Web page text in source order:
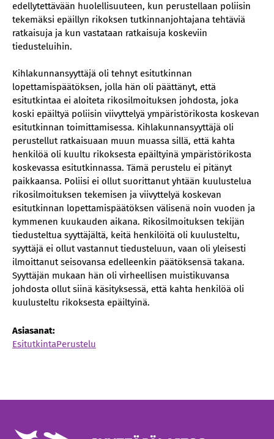
edellytettävään huolellisuuteen, kun perustellaan poliisin
tekemäksi epäillyn rikoksen tutkinnanjohtajana tehtäviä
ratkaisuja ja kun vastataan ratkaisuja koskeviin
tiedusteluihin.
Kihlakunnansyyttäjä oli tehnyt esitutkinnan
lopettamispäätöksen, jolla hän oli päättänyt, että
esitutkintaa ei aloiteta rikosilmoituksen johdosta, joka
koski epäiltyä poliisin viivyttelyä ympäristörikosta koskevan
esitutkinnan toimittamisessa. Kihlakunnansyyttäjä oli
perustellut ratkaisuaan muun muassa sillä, että kahta
henkilöä oli kuultu rikoksesta epäiltyinä ympäristörikosta
koskevassa esitutkinnassa. Tämä perustelu ei pitänyt
paikkaansa. Poliisi ei ollut suorittanut yhtään kuulustelua
rikosilmoituksen tekemisen ja viivyttelyä koskevan
esitutkinnan lopettamispäätöksen välisenä noin vuoden ja
kymmenen kuukauden aikana. Rikosilmoituksen tekijän
tiedusteltua syyttäjältä, keitä henkilöitä oli kuulusteltu,
syyttäjä ei ollut vastannut tiedusteluun, vaan oli yleisesti
ilmoittanut seisovansa edelleenkin päätöksensä takana.
Syyttäjän mukaan hän oli virheellisen muistikuvansa
johdosta ollut siinä käsityksessä, että kahta henkilöä oli
kuulusteltu rikoksesta epäiltyinä.
Asiasanat:
EsitutkintaPerustelu